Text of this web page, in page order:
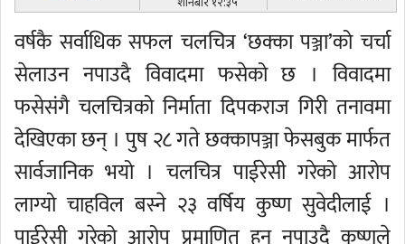
वर्षकै सर्वाधिक सफल चलचित्र ‘छक्का पञ्जा’को चर्चा
सेलाउन नपाउदै विवादमा फसेको छ । विवादमा
फसेसंगै चलचित्रको निर्माता दिपकराज गिरी तनावमा
देखिएका छन् । पुष २८ गते छक्कापञ्जा फेसबुक मार्फत
सार्वजानिक भयो । चलचित्र पाईरेसी गरेको आरोप
लाग्यो चाहविल बस्ने २३ वर्षिय कुष्ण सुवेदीलाई ।